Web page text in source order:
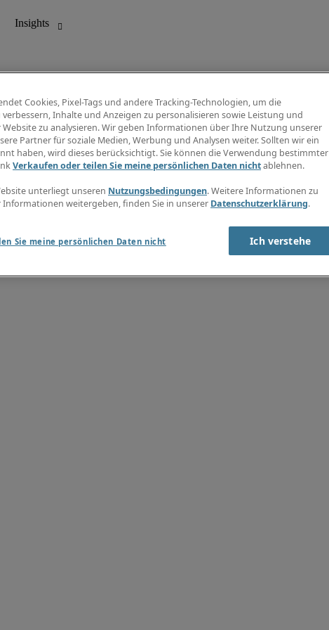
Info Center
Jobübersicht
Gehaltsübersicht
E-Learning
Cookies, Pixel-Tags und andere Tracking-Technologien, um die
Inhalte und Anzeigen zu personalisieren sowie Leistung und
zu analysieren. Wir geben Informationen über Ihre Nutzung unserer
Partner für soziale Medien, Werbung und Analysen weiter. Sollten wir ein
haben, wird dieses berücksichtigt. Sie können die Verwendung bestimmter
Verkaufen oder teilen Sie meine persönlichen Daten nichtablehnen.
unterliegt unseren Nutzungsbedingungen. Weitere Informationen zu
Informationen weitergeben, finden Sie in unserer Datenschutzerklärung.
Sie meine persönlichen Daten nicht Ich verstehe